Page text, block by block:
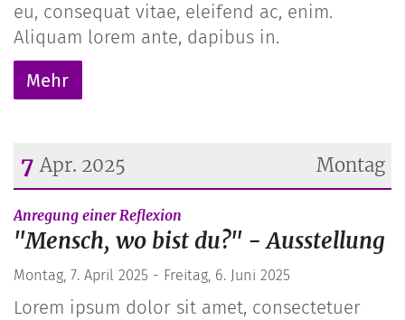
eu, consequat vitae, eleifend ac, enim.
Aliquam lorem ante, dapibus in.
Mehr
Montag
7 Apr. 2025
Datum: 7. April 2025
Anregung einer Reflexion
"Mensch, wo bist du?" - Ausstellung
Montag, 7. April 2025 - Freitag, 6. Juni 2025
Lorem ipsum dolor sit amet, consectetuer